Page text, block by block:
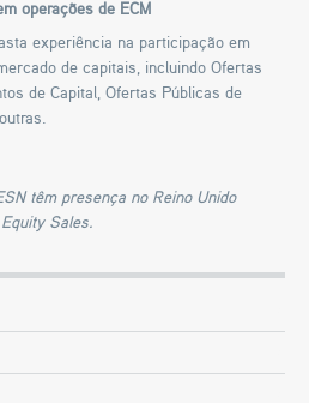
operações de ECM
experiência na participação em
de capitais, incluindo Ofertas
de Capital, Ofertas Públicas de
têm presença no Reino Unido
Sales.